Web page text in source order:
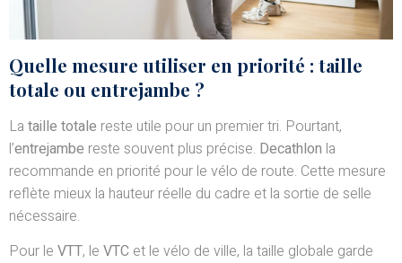
Quelle mesure utiliser en priorité : taille
totale ou entrejambe ?
La taille totale reste utile pour un premier tri. Pourtant,
l’entrejambe reste souvent plus précise. Decathlon la
recommande en priorité pour le vélo de route. Cette mesure
reflète mieux la hauteur réelle du cadre et la sortie de selle
nécessaire.
Pour le VTT, le VTC et le vélo de ville, la taille globale garde